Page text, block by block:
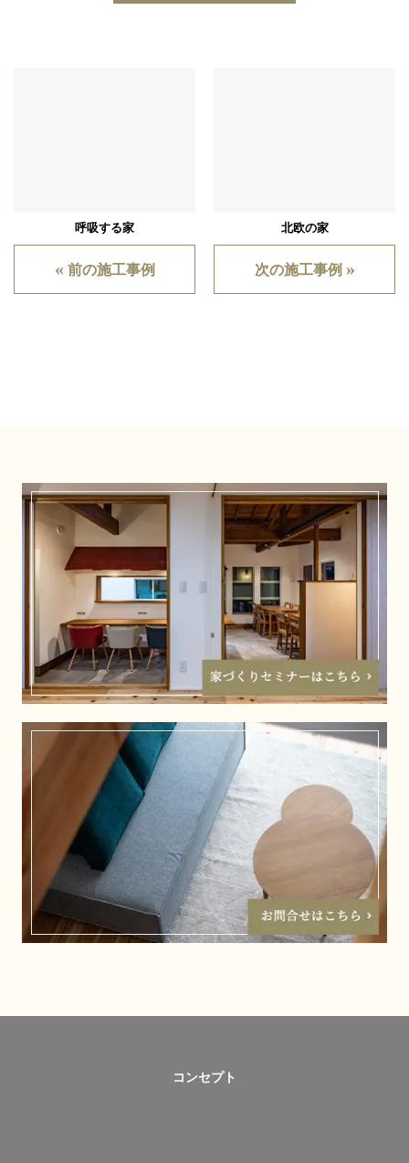
呼吸する家
« 前の施工事例
北欧の家
次の施工事例 »
コンセプト